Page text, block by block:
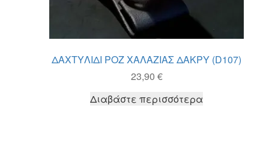
ΔΑΧΤΥΛΙΔΙ ΡΟΖ ΧΑΛΑΖΙΑΣ ΔΑΚΡΥ (D107)
23,90 €
Διαβάστε περισσότερα